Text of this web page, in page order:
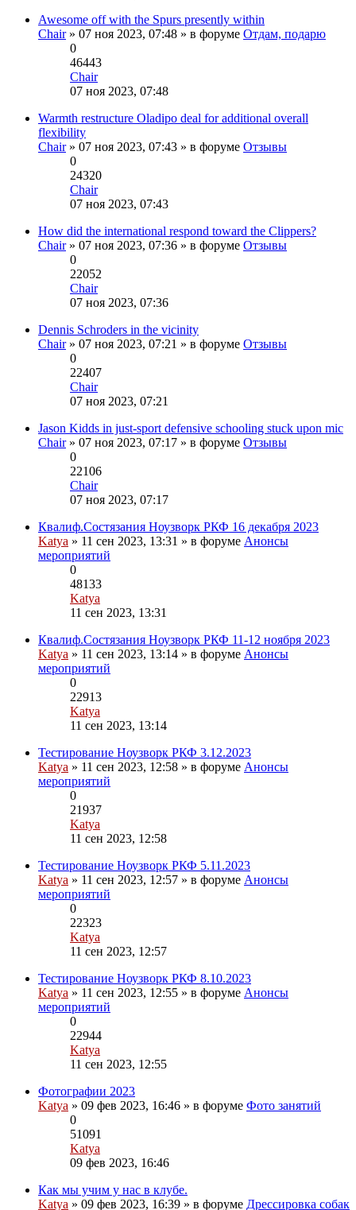
последнему
сообщению
Awesome off with the Spurs presently within
Chair» 07 ноя 2023, 07:48 » в форуме Отдам, подарю
0
46443
Chair
Перейти
последнему
07 ноя 2023, 07:48
Warmth restructure Oladipo deal for additional overall
flexibility
Chair» 07 ноя 2023, 07:43 » в форуме Отзывы
0
24320
Chair
Перейти
последнему
сообщению
07 ноя 2023, 07:43
How did the international respond toward the Clippers?
Chair» 07 ноя 2023, 07:36 » в форуме Отзывы
0
22052
Chair
Перейти
последнему
сообщению
07 ноя 2023, 07:36
Dennis Schroders in the vicinity
Chair» 07 ноя 2023, 07:21 » в форуме Отзывы
0
22407
Chair
Перейти
последнему
сообщению
07 ноя 2023, 07:21
Jason Kidds in just-sport defensive schooling stuck upon mic
Chair» 07 ноя 2023, 07:17 » в форуме Отзывы
0
22106
Chair
Перейти
последнему
сообщению
07 ноя 2023, 07:17
Квалиф.Состязания Ноузворк РКФ 16 декабря 2023
Katya » 11 сен 2023, 13:31 » в форуме Анонсы
мероприятий
0
48133
Katya
Перейти
последнему
сообщению
11 сен 2023, 13:31
Квалиф.Состязания Ноузворк РКФ 11-12 ноября 2023
Katya » 11 сен 2023, 13:14 » в форуме Анонсы
мероприятий
0
22913
Katya
Перейти
последнему
сообщению
11 сен 2023, 13:14
Тестирование Ноузворк РКФ 3.12.2023
Katya » 11 сен 2023, 12:58 » в форуме Анонсы
мероприятий
0
21937
Katya
Перейти
последнему
сообщению
11 сен 2023, 12:58
Тестирование Ноузворк РКФ 5.11.2023
Katya » 11 сен 2023, 12:57 » в форуме Анонсы
мероприятий
0
22323
Katya
Перейти
последнему
сообщению
11 сен 2023, 12:57
Тестирование Ноузворк РКФ 8.10.2023
Katya » 11 сен 2023, 12:55 » в форуме Анонсы
мероприятий
0
22944
Katya
Перейти
последнему
сообщению
11 сен 2023, 12:55
Фотографии 2023
Katya » 09 фев 2023, 16:46 » в форуме Фото занятий
0
51091
Katya
Перейти
последнему
сообщению
09 фев 2023, 16:46
Как мы учим у нас в клубе.
Вложения
Katya » 09 фев 2023, 16:39 » в форуме Дрессировка собак